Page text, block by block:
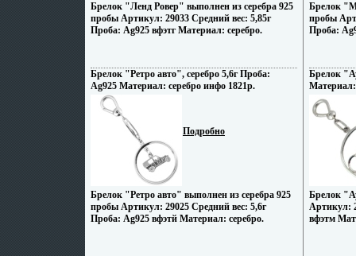
Брелок "Ленд Ровер" выполнен из серебра 925
пробы Артикул: 29033 Средний вес: 5,85г
Проба: Ag925 вфэтг Материал: серебро.
Брелок "Ретро авто", серебро 5,6г Проба:
Ag925 Материал: серебро инфо 1821p.
Подробно
Брелок "Ретро авто" выполнен из серебра 925
пробы Артикул: 29025 Средний вес: 5,6г
Проба: Ag925 вфэтй Материал: серебро.
Брелок
пробы
Проба:
Брелок
Материал:
Брелок
Артикул:
вфэтм